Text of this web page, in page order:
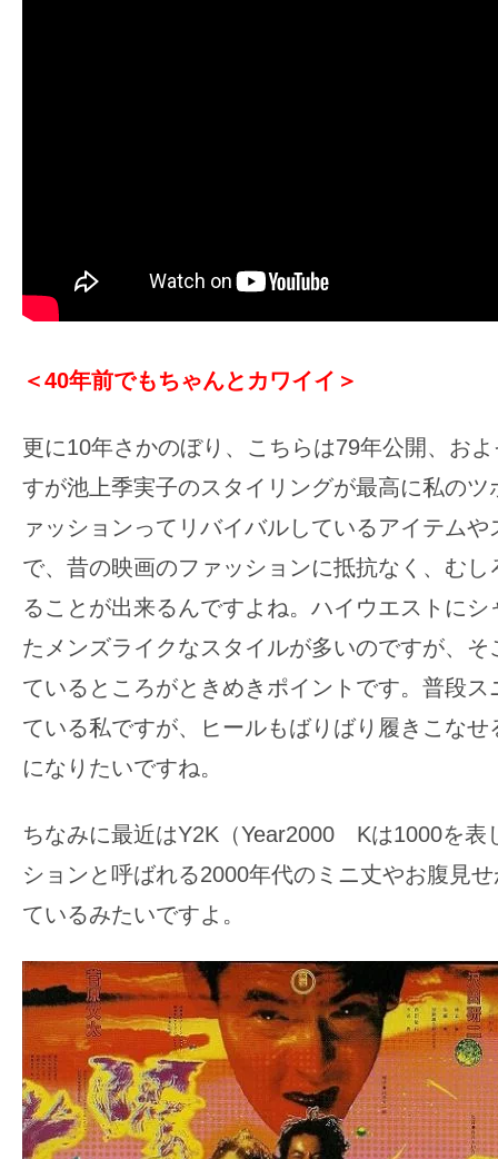
＜40年前でもちゃんとカワイイ＞
更に10年さかのぼり、こちらは79年公開、お
すが池上季実子のスタイリングが最高に私のツ
ァッションってリバイバルしているアイテム
で、昔の映画のファッションに抵抗なく、む
ることが出来るんですよね。ハイウエストに
たメンズライクなスタイルが多いのですが、
ているところがときめきポイントです。普段
ている私ですが、ヒールもばりばり履きこな
になりたいですね。
ちなみに最近はY2K（Year2000 Kは1000を表
ションと呼ばれる2000年代のミニ丈やお腹見
ているみたいですよ。